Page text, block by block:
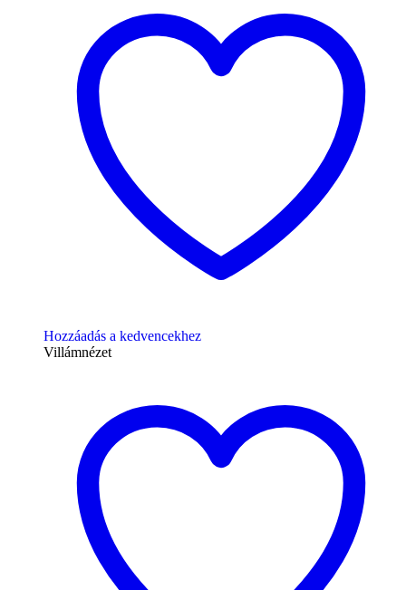
Hozzáadás a kedvencekhez
Villámnézet